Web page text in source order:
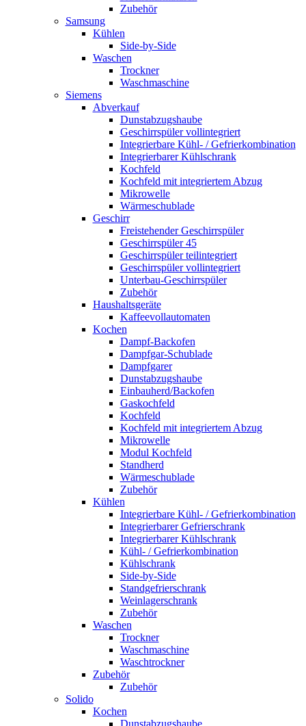
Zubehör
Samsung
Kühlen
Side-by-Side
Waschen
Trockner
Waschmaschine
Siemens
Abverkauf
Dunstabzugshaube
Geschirrspüler vollintegriert
Integrierbare Kühl- / Gefrierkombination
Integrierbarer Kühlschrank
Kochfeld
Kochfeld mit integriertem Abzug
Mikrowelle
Wärmeschublade
Geschirr
Freistehender Geschirrspüler
Geschirrspüler 45
Geschirrspüler teilintegriert
Geschirrspüler vollintegriert
Unterbau-Geschirrspüler
Zubehör
Haushaltsgeräte
Kaffeevollautomaten
Kochen
Dampf-Backofen
Dampfgar-Schublade
Dampfgarer
Dunstabzugshaube
Einbauherd/Backofen
Gaskochfeld
Kochfeld
Kochfeld mit integriertem Abzug
Mikrowelle
Modul Kochfeld
Standherd
Wärmeschublade
Zubehör
Kühlen
Integrierbare Kühl- / Gefrierkombination
Integrierbarer Gefrierschrank
Integrierbarer Kühlschrank
Kühl- / Gefrierkombination
Kühlschrank
Side-by-Side
Standgefrierschrank
Weinlagerschrank
Zubehör
Waschen
Trockner
Waschmaschine
Waschtrockner
Zubehör
Zubehör
Solido
Kochen
Dunstabzugshaube